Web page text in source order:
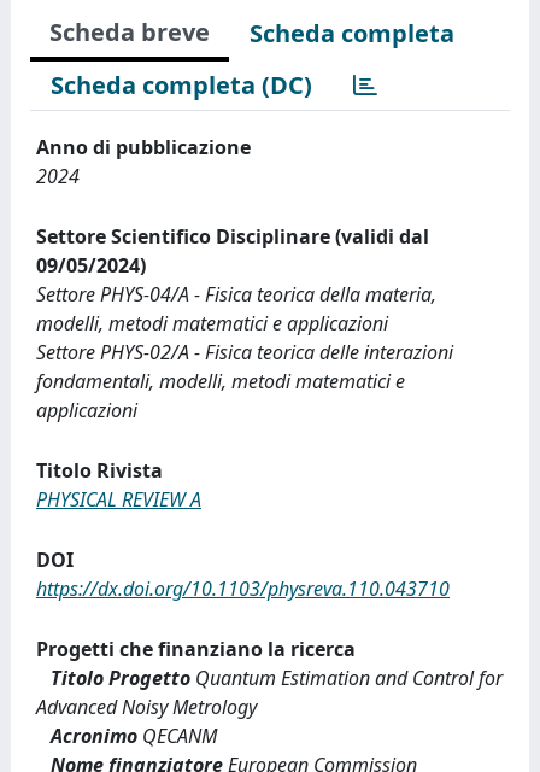
Scheda breve
Scheda completa
Scheda completa (DC)
Anno di pubblicazione
2024
Settore Scientifico Disciplinare (validi dal
09/05/2024)
Settore PHYS-04/A - Fisica teorica della materia,
modelli, metodi matematici e applicazioni
Settore PHYS-02/A - Fisica teorica delle interazioni
fondamentali, modelli, metodi matematici e
applicazioni
Titolo Rivista
PHYSICAL REVIEW A
DOI
https://dx.doi.org/10.1103/physreva.110.043710
Progetti che finanziano la ricerca
Titolo Progetto Quantum Estimation and Control for
Advanced Noisy Metrology
Acronimo QECANM
Nome finanziatoreEuropean Commission